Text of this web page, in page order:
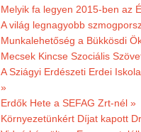
Melyik fa legyen 2015-ben az
A világ legnagyobb
Munkalehetőség a Bükkösdi
Mecsek Kincse Szociális
A Sziágyi Erdészeti Erdei
»
Erdők Hete a SEFAG Zrt-nél »
Környezetünkért Díjat kapott